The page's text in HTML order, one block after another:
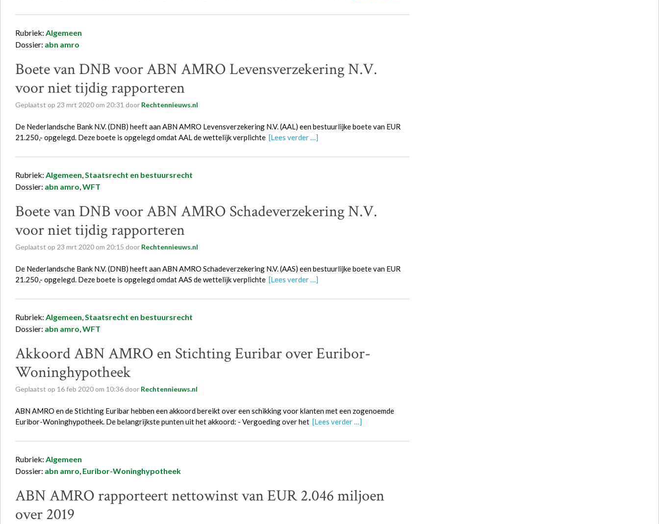
Rubriek: Algemeen
Dossier: abn amro
Boete van DNB voor ABN AMRO Levensverzekering N.V.
voor niet tijdig rapporteren
Geplaatst op 23 mrt 2020 om 20:31 door Rechtennieuws.nl
De Nederlandsche Bank N.V. (DNB) heeft aan ABN AMRO Levensverzekering N.V. (AAL) een bestuurlijke boete van EUR
21.250,- opgelegd. Deze boete is opgelegd omdat AAL de wettelijk verplichte [Lees verder …]
Rubriek: Algemeen,Staatsrecht en bestuursrecht
Dossier: abn amro,WFT
Boete van DNB voor ABN AMRO Schadeverzekering N.V.
voor niet tijdig rapporteren
Geplaatst op 23 mrt 2020 om 20:15 door Rechtennieuws.nl
De Nederlandsche Bank N.V. (DNB) heeft aan ABN AMRO Schadeverzekering N.V. (AAS) een bestuurlijke boete van EUR
21.250,- opgelegd. Deze boete is opgelegd omdat AAS de wettelijk verplichte [Lees verder …]
Rubriek: Algemeen,Staatsrecht en bestuursrecht
Dossier: abn amro,WFT
Akkoord ABN AMRO en Stichting Euribar over Euribor-
Woninghypotheek
Geplaatst op 16feb 2020 om 10:36 door Rechtennieuws.nl
ABN AMRO en de Stichting Euribar hebben een akkoord bereikt over een schikking voor klanten met een zogenoemde
Euribor-Woninghypotheek. De belangrijkste punten uit het akkoord: - Vergoeding over het [Lees verder …]
Rubriek: Algemeen
Dossier: abn amro, Euribor-Woninghypotheek
ABN AMRO rapporteert nettowinst van EUR 2.046 miljoen
over 2019